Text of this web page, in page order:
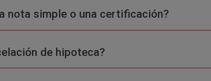
nota simple o una certificación?
de hipoteca?